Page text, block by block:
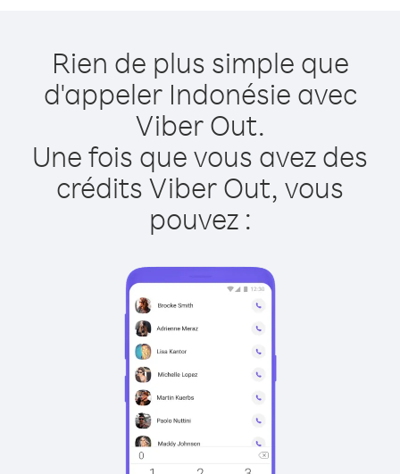
Rien de plus simple que
d'appeler Indonésie avec
Viber Out.
Une fois que vous avez des
crédits Viber Out, vous
pouvez :